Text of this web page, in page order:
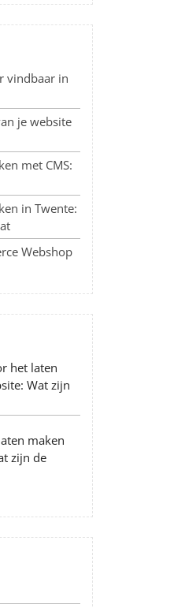
vindbaar in
je website
met CMS:
in Twente:
Webshop
het laten
Wat zijn
maken
zijn de